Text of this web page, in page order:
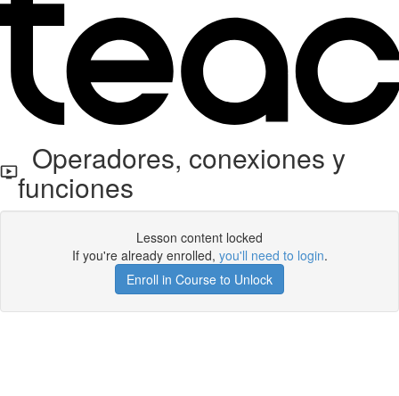
Operadores, conexiones y
funciones
Lesson content locked
If you're already enrolled, you'll need to login.
Enroll in Course to Unlock